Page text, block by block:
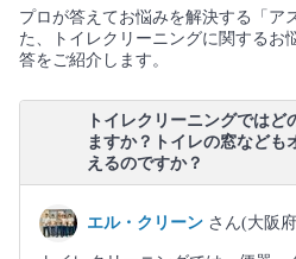
プロが答えてお悩みを解決する「ア
た、トイレクリーニングに関するお
答をご紹介します。
トイレクリーニングではど
ますか？トイレの窓なども
えるのですか？
エル・クリーン さん(大阪